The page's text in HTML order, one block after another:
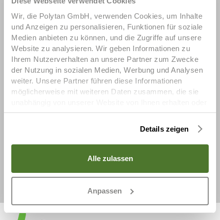
Wir, die Polytan GmbH, verwenden Cookies, um Inhalte
und Anzeigen zu personalisieren, Funktionen für soziale
Medien anbieten zu können, und die Zugriffe auf unsere
Website zu analysieren. Wir geben Informationen zu
Ihrem Nutzerverhalten an unsere Partner zum Zwecke
der Nutzung in sozialen Medien, Werbung und Analysen
weiter. Unsere Partner führen diese Informationen
möglicherweise mit weiteren Daten zusammen, die sie
gesammelt haben. Um diese Cookies zu nutzen,
benötigen wir Ihre Einwilligung welche Sie uns mit Klick
auf „OK“ erteilen. Sie können Ihre erteilte Einwilligung
(Art. 6 Abs. 1 a) DSGVO) jederzeit für die Zukunft
widerrufen. Um Ihren Widerruf auszuüben, deaktivieren
"Cookie-Consent-Tool" bzw. in den
Datenschutzhinweisen.
Details zeigen
Alle zulassen
Anpassen
Perfect player protection through permanent
elasticity
Recyclability and direct reuse of the removed
material for new constructions
Compliance with the current DIN 18035-7:2019-